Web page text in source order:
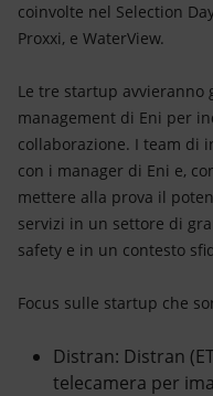
Scenari energetici
coinvolte nel Selection
Proxxi, e WaterView.
Le tre startup avvieranno
management di Eni per
collaborazione. I team di
con i manager di Eni e,
mettere alla prova il
servizi in un settore di
safety e in un contesto
Focus sulle startup che
Distran: Distran
telecamera per